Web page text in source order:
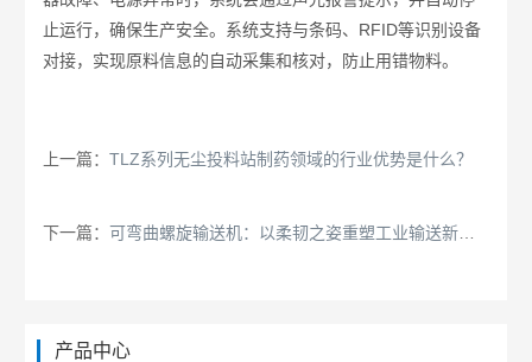
止运行，确保生产安全。系统支持与条码、RFID等识别设备
对接，实现原料信息的自动采集和核对，防止用错物料。
上一篇：TLZ系列无尘投料站制药领域的行业优势是什么？
下一篇：可弯曲螺旋输送机：以柔韧之姿重塑工业输送新场景
产品中心